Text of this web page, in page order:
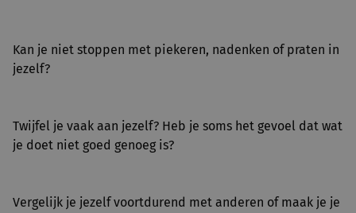
Kan je niet stoppen met piekeren, nadenken of praten in
jezelf?
Twijfel je vaak aan jezelf? Heb je soms het gevoel dat wat
je doet niet goed genoeg is?
Vergelijk je jezelf voortdurend met anderen of maak je je